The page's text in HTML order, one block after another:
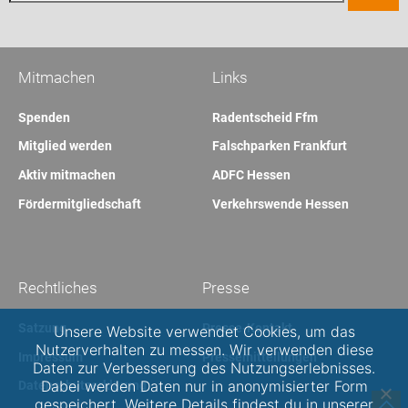
Links
Radentscheid Ffm
Falschparken Frankfurt
ADFC Hessen
Verkehrswende Hessen
Mitmachen
Spenden
Mitglied werden
Aktiv mitmachen
Fördermitgliedschaft
Presse
Presse-Kontakt
Pressemitteilungen
Rechtliches
Satzung
Impressum
Datenschutzerklärung
Unsere Website verwendet Cookies, um das
Nutzerverhalten zu messen. Wir verwenden diese
Daten zur Verbesserung des Nutzungserlebnisses.
Dabei werden Daten nur in anonymisierter Form
gespeichert. Weitere Details findest du in unserer